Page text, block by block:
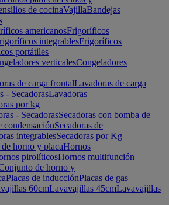
de cocinaVajillaBandejas
americanosFrigoríficos
integrablesFrigoríficos
portátiles
verticalesCongeladores
de carga frontalLavadoras de carga
- SecadorasLavadoras
por kg
- SecadorasSecadoras con bomba de
condensaciónSecadoras de
integrablesSecadoras por Kg
horno y placaHornos
pirolíticosHornos multifunción
de horno y
Placas de inducciónPlacas de gas
60cmLavavajillas 45cmLavavajillas